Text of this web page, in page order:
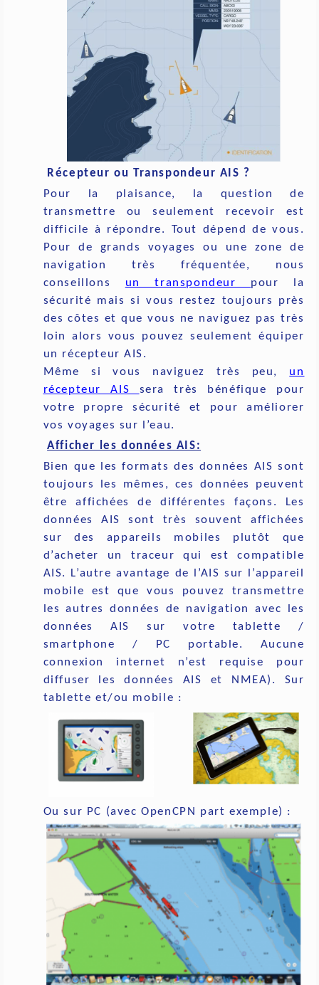
Récepteur ou Transpondeur AIS ?
Pour la plaisance, la question de
transmettre ou seulement recevoir est
difficile à répondre. Tout dépend de vous.
Pour de grands voyages ou une zone de
navigation très fréquentée, nous
conseillons un transpondeur pour la
sécurité mais si vous restez toujours près
des côtes et que vous ne naviguez pas très
loin alors vous pouvez seulement équiper
un récepteur AIS.
Même si vous naviguez très peu, un
récepteur AIS sera très bénéfique pour
votre propre sécurité et pour améliorer
vos voyages sur l’eau.
Afficher les données AIS:
Bien que les formats des données AIS sont
toujours les mêmes, ces données peuvent
être affichées de différentes façons. Les
données AIS sont très souvent affichées
sur des appareils mobiles plutôt que
d’acheter un traceur qui est compatible
AIS. L’autre avantage de l’AIS sur l’appareil
mobile est que vous pouvez transmettre
les autres données de navigation avec les
données AIS sur votre tablette /
smartphone / PC portable. Aucune
connexion internet n’est requise pour
diffuser les données AIS et NMEA). Sur
tablette et/ou mobile :
Ou sur PC (avec OpenCPN part exemple) :